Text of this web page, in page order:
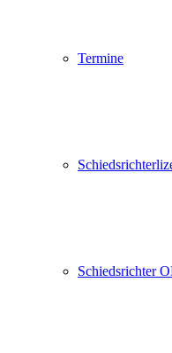
Termine
Schiedsrichter